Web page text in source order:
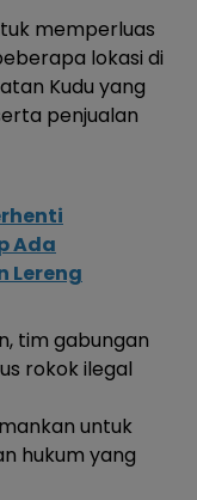
memperluas
lokasi di
Kudu yang
penjualan
Ada
Lereng
tim gabungan
rokok ilegal
untuk
hukum yang